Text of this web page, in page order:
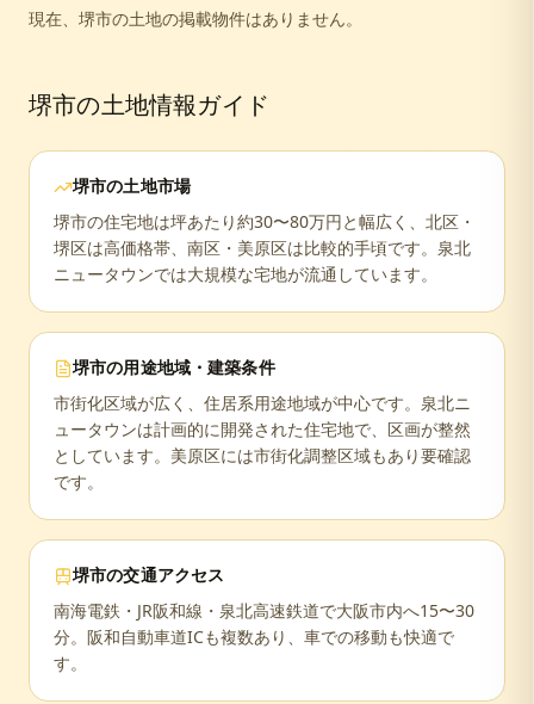
現在、 堺市の土地の掲載物件はありません。
堺市の土地情報ガイド
堺市の土地市場
堺市の住宅地は坪あたり約30〜80万円と幅広く、北区・
堺区は高価格帯、南区・美原区は比較的手頃です。泉北
ニュータウンでは大規模な宅地が流通しています。
堺市の用途地域・建築条件
市街化区域が広く、住居系用途地域が中心です。泉北ニ
ュータウンは計画的に開発された住宅地で、区画が整然
としています。美原区には市街化調整区域もあり要確認
です。
堺市の交通アクセス
南海電鉄・JR阪和線・泉北高速鉄道で大阪市内へ15〜30
分。阪和自動車道ICも複数あり、車での移動も快適で
す。